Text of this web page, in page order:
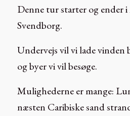
Denne tur starter og ender
Svendborg.
Undervejs vil vi lade vinden
og byer vi vil besøge.
Mulighederne er mange:
næsten Caribiske sand